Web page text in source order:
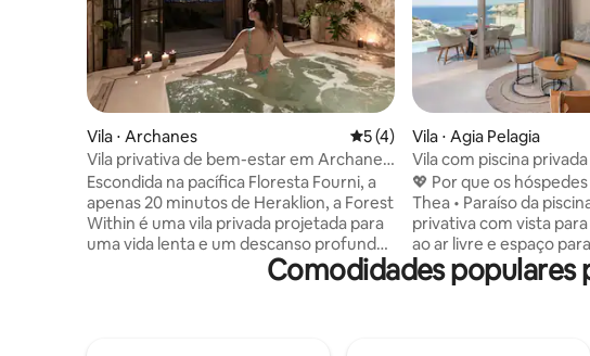
Vila ⋅ Archanes 5 de uma avaliação média de 5,
5 (4)
Vila privativa de bem-estar em Archanes
– floresta ao seu redor
Escondida na pacífica Floresta Fourni, a
apenas 20 minutos de Heraklion, a Forest
Within é uma vila privada projetada para
uma vida lenta e um descanso profundo.
Situada em uma propriedade de 8 mil m²,
esta casa de 156 m² oferece total
Vila ⋅ Agia Pelagia
Vila com piscina
mar, 400 para a praia
💖 Por que os
Thea • Paraíso da
privativa com vista
ao ar livre e espaço
Localização costeira
apenas 600 m da bela
Comodidades populares